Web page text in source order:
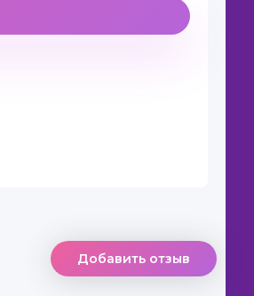
Добавить отзыв